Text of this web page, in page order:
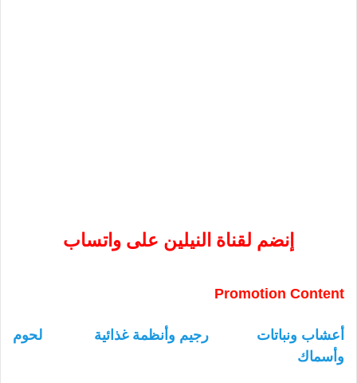
إنضم لقناة النيلين على واتساب
Promotion Content
أعشاب ونباتات رجيم وأنظمة غذائية
لحوم
وأسماك